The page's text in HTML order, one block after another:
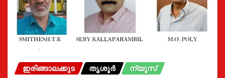
ഇരിങ്ങാലക്കുട തൃശൂർ ന്യൂസ്